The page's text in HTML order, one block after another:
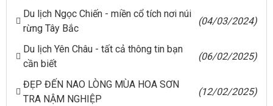
Du lịch Ngọc Chiến - miền cổ tích nơi núi
rừng Tây Bắc
(04/03/2024)
Du lịch Yên Châu - tất cả thông tin bạn
cần biết
(06/02/2025)
ĐẸP ĐẾN NAO LÒNG MÙA HOA SƠN
TRA NẬM NGHIỆP
(12/02/2025)